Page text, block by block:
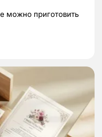
можно приготовить